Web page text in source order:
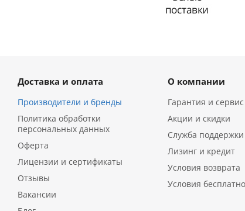
Доставка и оплата
Производители и бренды
Политика обработки
персональных данных
Оферта
Лицензии и сертификаты
Отзывы
Вакансии
О компании
Гарантия и сервис
Акции и скидки
Служба поддержки
Лизинг и кредит
Условия возврата
Условия